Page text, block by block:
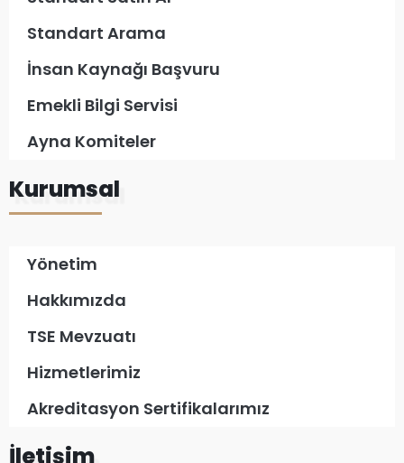
Standart Arama
İnsan Kaynağı Başvuru
Emekli Bilgi Servisi
Ayna Komiteler
Kurumsal
Yönetim
Hakkımızda
TSE Mevzuatı
Hizmetlerimiz
Akreditasyon Sertifikalarımız
İletişim